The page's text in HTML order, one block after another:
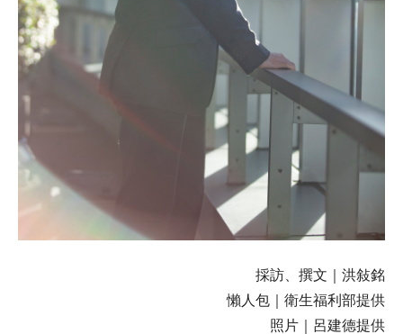
採訪、撰文｜洪敍銘
懶人包｜衛生福利部提供
照片｜呂建德提供